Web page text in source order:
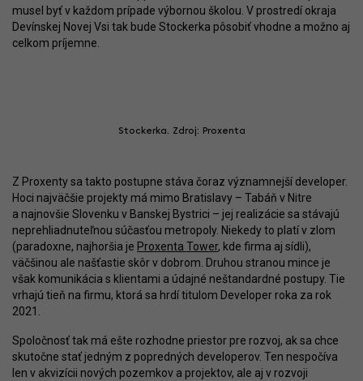
musel byť v každom prípade výbornou školou. V prostredí okraja
Devínskej Novej Vsi tak bude Stockerka pôsobiť vhodne a možno aj
celkom príjemne.
Stockerka. Zdroj: Proxenta
Z Proxenty sa takto postupne stáva čoraz významnejší developer.
Hoci najväčšie projekty má mimo Bratislavy – Tabáň v Nitre
a najnovšie Slovenku v Banskej Bystrici – jej realizácie sa stávajú
neprehliadnuteľnou súčasťou metropoly. Niekedy to platí v zlom
(paradoxne, najhoršia je Proxenta Tower, kde firma aj sídli),
väčšinou ale našťastie skôr v dobrom. Druhou stranou mince je
však komunikácia s klientami a údajné neštandardné postupy. Tie
vrhajú tieň na firmu, ktorá sa hrdí titulom Developer roka za rok
2021.
Spoločnosť tak má ešte rozhodne priestor pre rozvoj, ak sa chce
skutočne stať jedným z popredných developerov. Ten nespočíva
len v akvizícii nových pozemkov a projektov, ale aj v rozvoji